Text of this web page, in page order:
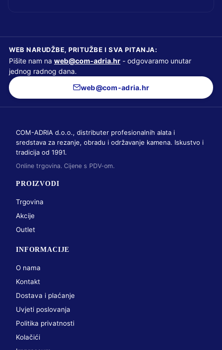
WEB NARUDŽBE, PRITUŽBE I SVA PITANJA:
Pišite nam na web@com-adria.hr - odgovaramo unutar
jednog radnog dana.
web@com-adria.hr
COM-ADRIA d.o.o., distributer profesionalnih alata i
sredstava za rezanje, obradu i održavanje kamena. Iskustvo i
tradicija od 1991.
Online trgovina. Cijene s PDV-om.
PROIZVODI
Trgovina
Akcije
Outlet
INFORMACIJE
O nama
Kontakt
Dostava i plaćanje
Uvjeti poslovanja
Politika privatnosti
Kolačići